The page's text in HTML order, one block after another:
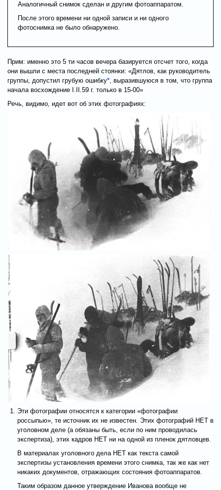
Аналогичный снимок сделан и другим фотоаппаратом.
После этого времени ни одной записи и ни одного
фотоснимка не было обнаружено.
Прим: именно это 5 ти часов вечера базируется отсчет того, когда
они вышли с места последней стоянки: «Дятлов, как руководитель
группы, допустил грубую ошибку*, выразившуюся в том, что группа
начала восхождение I.II.59 г. только в 15-00»
Речь, видимо, идет вот об этих фотографиях:
Эти фотографии относятся к категории «фотографии
россыпью», те источник их не известен. Этих фотографий НЕТ в
уголовном деле (а обязаны быть, если по ним проводилась
экспертиза), этих кадров НЕТ ни на одной из пленок дятловцев.
В материалах уголовного дела НЕТ как текста самой
экспертизы установления времени этого снимка, так же как нет
никаких документов, отражающих состояния фотоаппаратов.
Таким образом данное утверждение Иванова вообще не